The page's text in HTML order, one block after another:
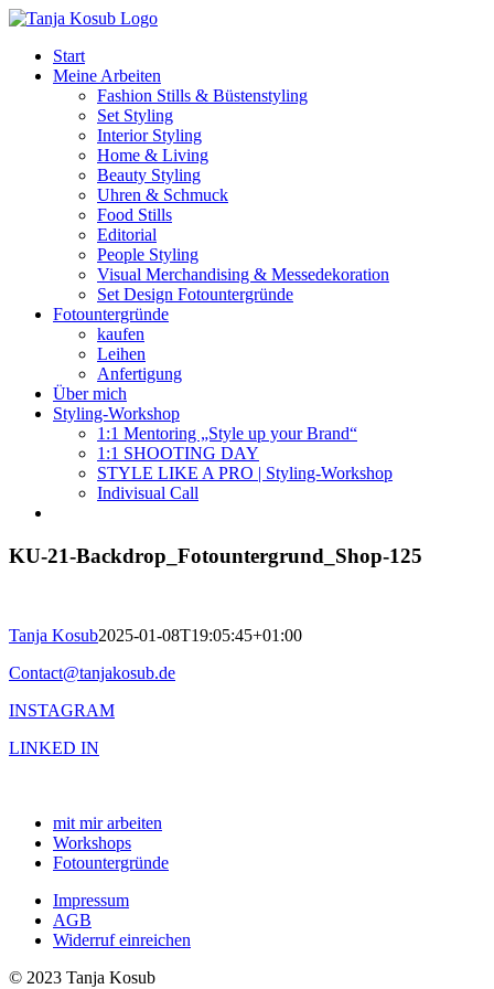
Zum
springenStart
Meine Arbeiten
Fashion Stills & Büstenstyling
Set Styling
Interior Styling
Home & Living
Beauty Styling
Uhren & Schmuck
Food Stills
Editorial
People Styling
Visual Merchandising & Messedekoration
Set Design Fotountergründe
Fotountergründe
kaufen
Leihen
Anfertigung
Über mich
Styling-Workshop
1:1 Mentoring „Style up your Brand“
1:1 SHOOTING DAY
STYLE LIKE A PRO | Styling-Workshop
Indivisual Call
KU-21-Backdrop_Fotountergrund_Shop-125
Tanja Kosub2025-01-08T19:05:45+01:00
Contact@tanjakosub.de
INSTAGRAM
LINKED IN
mit mir arbeiten
Workshops
Fotountergründe
Impressum
AGB
Widerruf einreichen
© 2023 Tanja Kosub